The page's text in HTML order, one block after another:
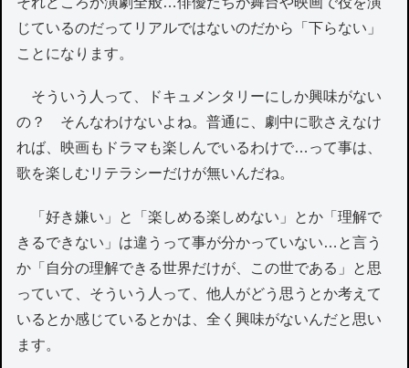
じているのだってリアルではないのだから「下らない」
ことになります。
そういう人って、ドキュメンタリーにしか興味がない
の？ そんなわけないよね。普通に、劇中に歌さえなけ
れば、映画もドラマも楽しんでいるわけで…って事は、
歌を楽しむリテラシーだけが無いんだね。
「好き嫌い」と「楽しめる楽しめない」とか「理解で
きるできない」は違うって事が分かっていない…と言う
か「自分の理解できる世界だけが、この世である」と思
っていて、そういう人って、他人がどう思うとか考えて
いるとか感じているとかは、全く興味がないんだと思い
ます。